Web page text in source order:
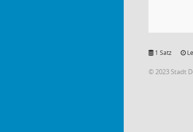
1 Satz
© 2023 Stadt